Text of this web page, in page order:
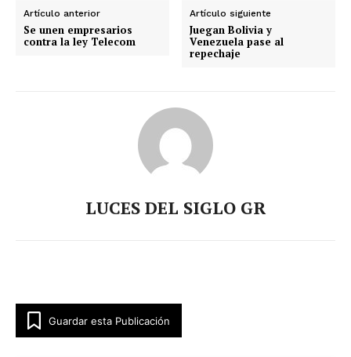
Artículo anterior
Se unen empresarios
contra la ley Telecom
Artículo siguiente
Juegan Bolivia y
Venezuela pase al
repechaje
LUCES DEL SIGLO GR
Guardar esta Publicación